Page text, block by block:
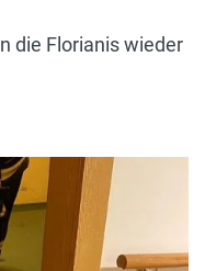
die Florianis wieder